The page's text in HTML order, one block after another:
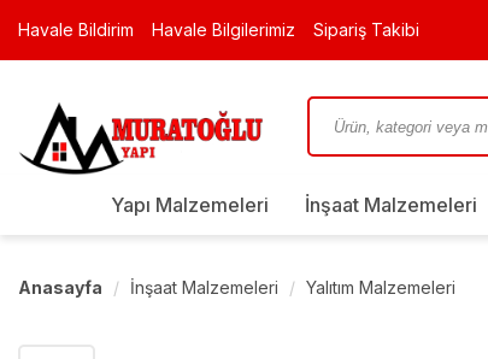
Havale Bildirim Havale Bilgilerimiz Sipariş Takibi
Yapı Malzemeleri İnşaat Malzemeleri
Anasayfa İnşaat Malzemeleri Yalıtım Malzemeleri